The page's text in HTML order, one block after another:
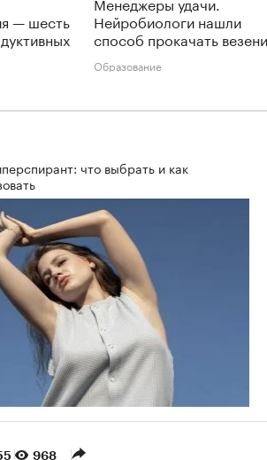
— шесть
Нейробиологи нашли
способ прокачать
Образование
что выбрать и как
968